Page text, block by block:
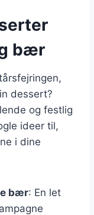
bær
dessert?
og festlig
ideer til,
i dine
bær: En let